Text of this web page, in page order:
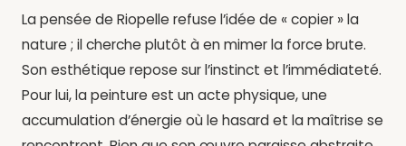
La pensée de Riopelle refuse l’idée de « copier » la
nature ; il cherche plutôt à en mimer la force brute.
Son esthétique repose sur l’instinct et l’immédiateté.
Pour lui, la peinture est un acte physique, une
accumulation d’énergie où le hasard et la maîtrise se